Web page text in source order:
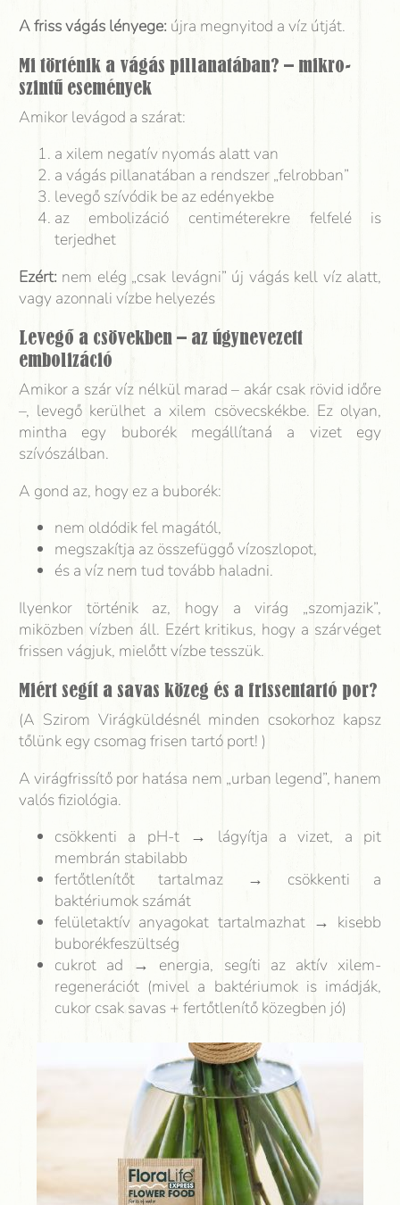
A friss vágás lényege:újra megnyitod a víz útját.
Mi történik a vágás pillanatában? – mikro-
szintű események
Amikor levágod a szárat:
a xilem negatív nyomás alatt van
a vágás pillanatában a rendszer „felrobban”
levegő szívódik be az edényekbe
az embolizáció centiméterekre felfelé is
terjedhet
Ezért:nem elég „csak levágni” új vágás kell víz alatt,
vagy azonnali vízbe helyezés
Levegő a csövekben – az úgynevezett
embolizáció
Amikor a szár víz nélkül marad – akár csak rövid időre
–, levegő kerülhet a xilem csövecskékbe. Ez olyan,
mintha egy buborék megállítaná a vizet egy
szívószálban.
A gond az, hogy ez a buborék:
nem oldódik fel magától,
megszakítja az összefüggő vízoszlopot,
és a víz nem tud tovább haladni.
Ilyenkor történik az, hogy a virág „szomjazik”,
miközben vízben áll. Ezért kritikus, hogy a szárvéget
frissen vágjuk, mielőtt vízbe tesszük.
Miért segít a savas közeg és a frissentartó por?
(A Szirom Virágküldésnél minden csokorhoz kapsz
tőlünk egy csomag frisen tartó port! )
A virágfrissítő por hatása nem „urban legend”, hanem
valós fiziológia.
csökkenti a pH-t → lágyítja a vizet, a pit
membrán stabilabb
fertőtlenítőt tartalmaz → csökkenti a
baktériumok számát
felületaktív anyagokat tartalmazhat → kisebb
buborékfeszültség
cukrot ad → energia, segíti az aktív xilem-
regenerációt (mivel a baktériumok is imádják,
cukor csak savas + fertőtlenítő közegben jó)